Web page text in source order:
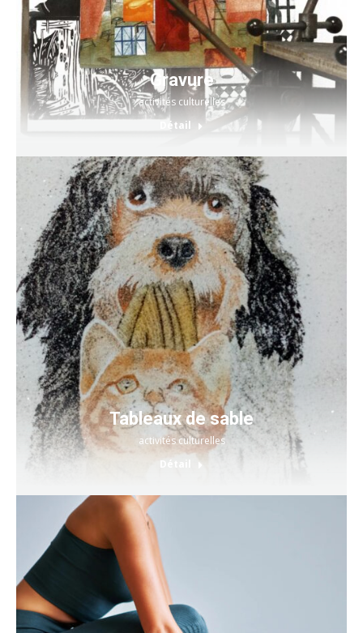
Gravure
activités culturelles
Détail
Tableaux de sable
activités culturelles
Détail